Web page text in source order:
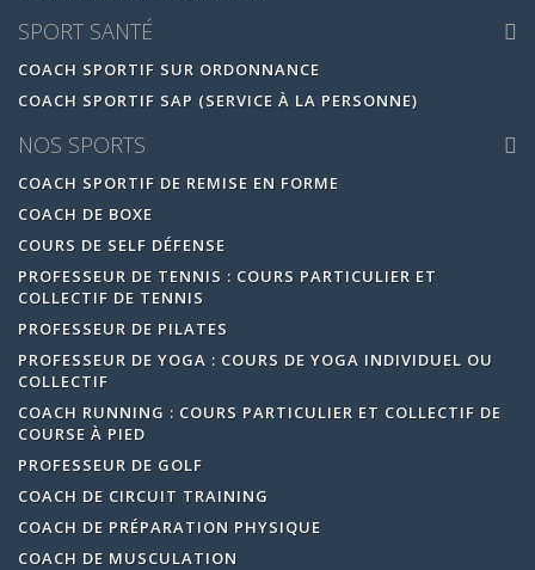
SPORT SANTÉ
COACH SPORTIF SUR ORDONNANCE
COACH SPORTIF SAP (SERVICE À LA PERSONNE)
NOS SPORTS
COACH SPORTIF DE REMISE EN FORME
COACH DE BOXE
COURS DE SELF DÉFENSE
PROFESSEUR DE TENNIS : COURS PARTICULIER ET
COLLECTIF DE TENNIS
PROFESSEUR DE PILATES
PROFESSEUR DE YOGA : COURS DE YOGA INDIVIDUEL OU
COLLECTIF
COACH RUNNING : COURS PARTICULIER ET COLLECTIF DE
COURSE À PIED
PROFESSEUR DE GOLF
COACH DE CIRCUIT TRAINING
COACH DE PRÉPARATION PHYSIQUE
COACH DE MUSCULATION